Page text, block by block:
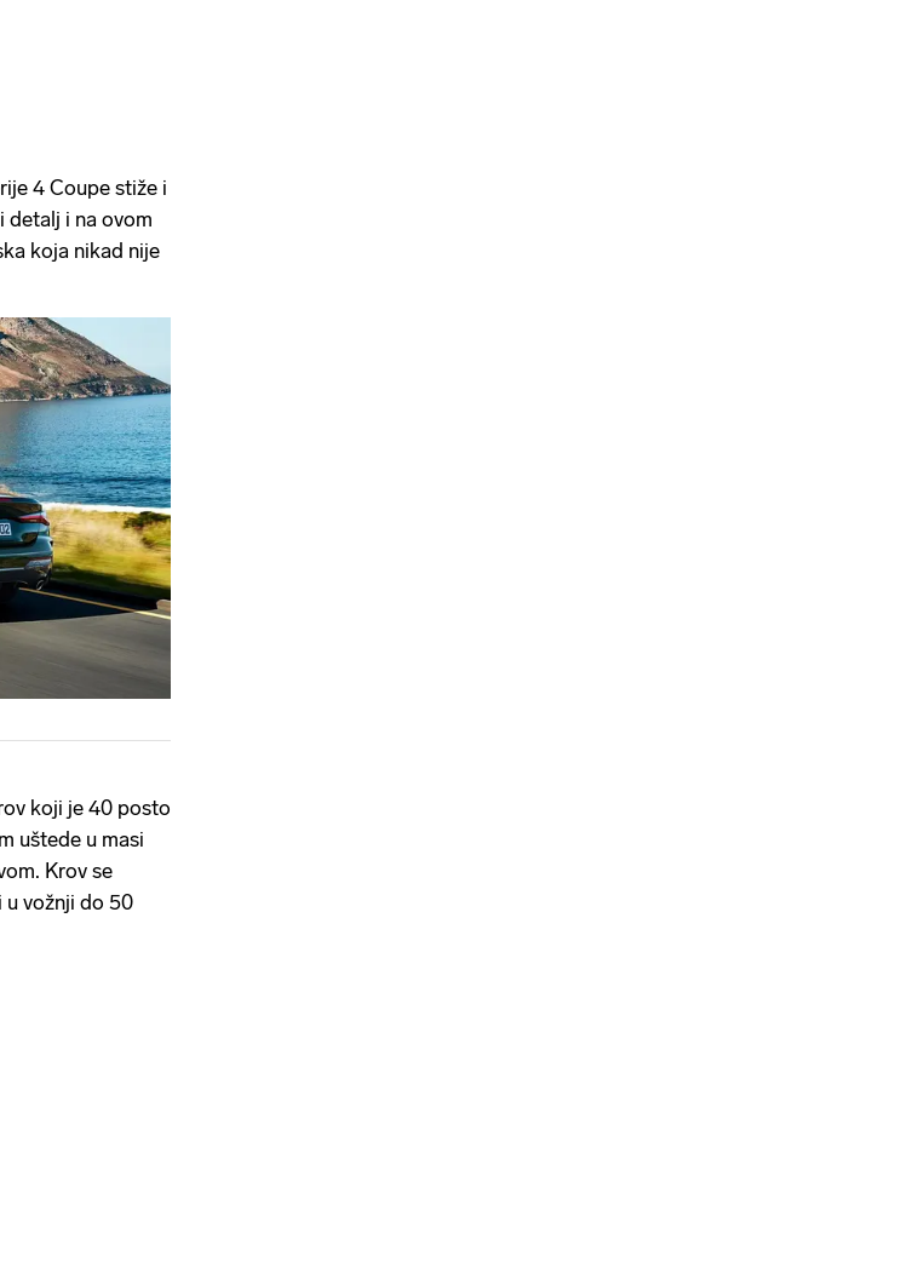
4 Coupe stiže i
detalj i na ovom
koja nikad nije
koji je 40 posto
uštede u masi
Krov se
u vožnji do 50